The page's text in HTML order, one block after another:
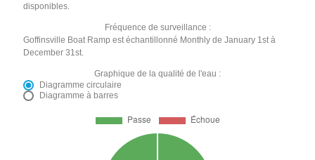
disponibles.
Fréquence de surveillance :
Goffinsville Boat Ramp est échantillonné Monthly de January 1st à
December 31st.
Graphique de la qualité de l'eau :
Diagramme circulaire
Diagramme à barres